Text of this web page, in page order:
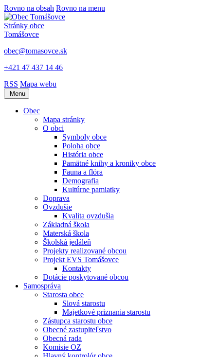
Rovno na obsah Rovno na menu
Stránky obce
Tomášovce
obec@tomasovce.sk
+421 47 437 14 46
RSS Mapa webu
Menu
Obec
Mapa stránky
O obci
Symboly obce
Poloha obce
História obce
Pamätné knihy a kroniky obce
Fauna a flóra
Demografia
Kultúrne pamiatky
Doprava
Ovzdušie
Kvalita ovzdušia
Základná škola
Materská škola
Školská jedáleň
Projekty realizované obcou
Projekt EVS Tomášovce
Kontakty
Dotácie poskytované obcou
Samospráva
Starosta obce
Slová starostu
Majetkové priznania starostu
Zástupca starostu obce
Obecné zastupiteľstvo
Obecná rada
Komisie OZ